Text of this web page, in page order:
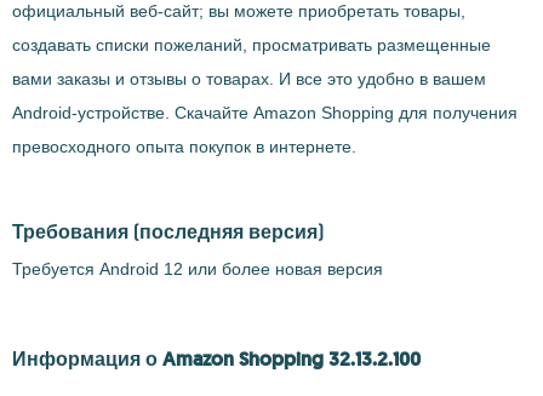
официальный веб-сайт; вы можете приобретать товары,
создавать списки пожеланий, просматривать размещенные
вами заказы и отзывы о товарах. И все это удобно в вашем
Android-устройстве. Скачайте Amazon Shopping для получения
превосходного опыта покупок в интернете.
Требования (последняя версия)
Требуется Android 12 или более новая версия
Информация о Amazon Shopping 32.13.2.100